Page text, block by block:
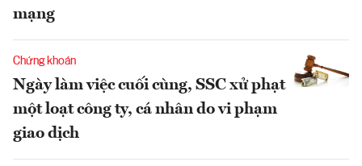
mạng
Chứng khoán
Ngày làm việc cuối cùng, SSC xử phạt
một loạt công ty, cá nhân do vi phạm
giao dịch